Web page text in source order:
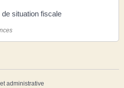
situation fiscale
administrative